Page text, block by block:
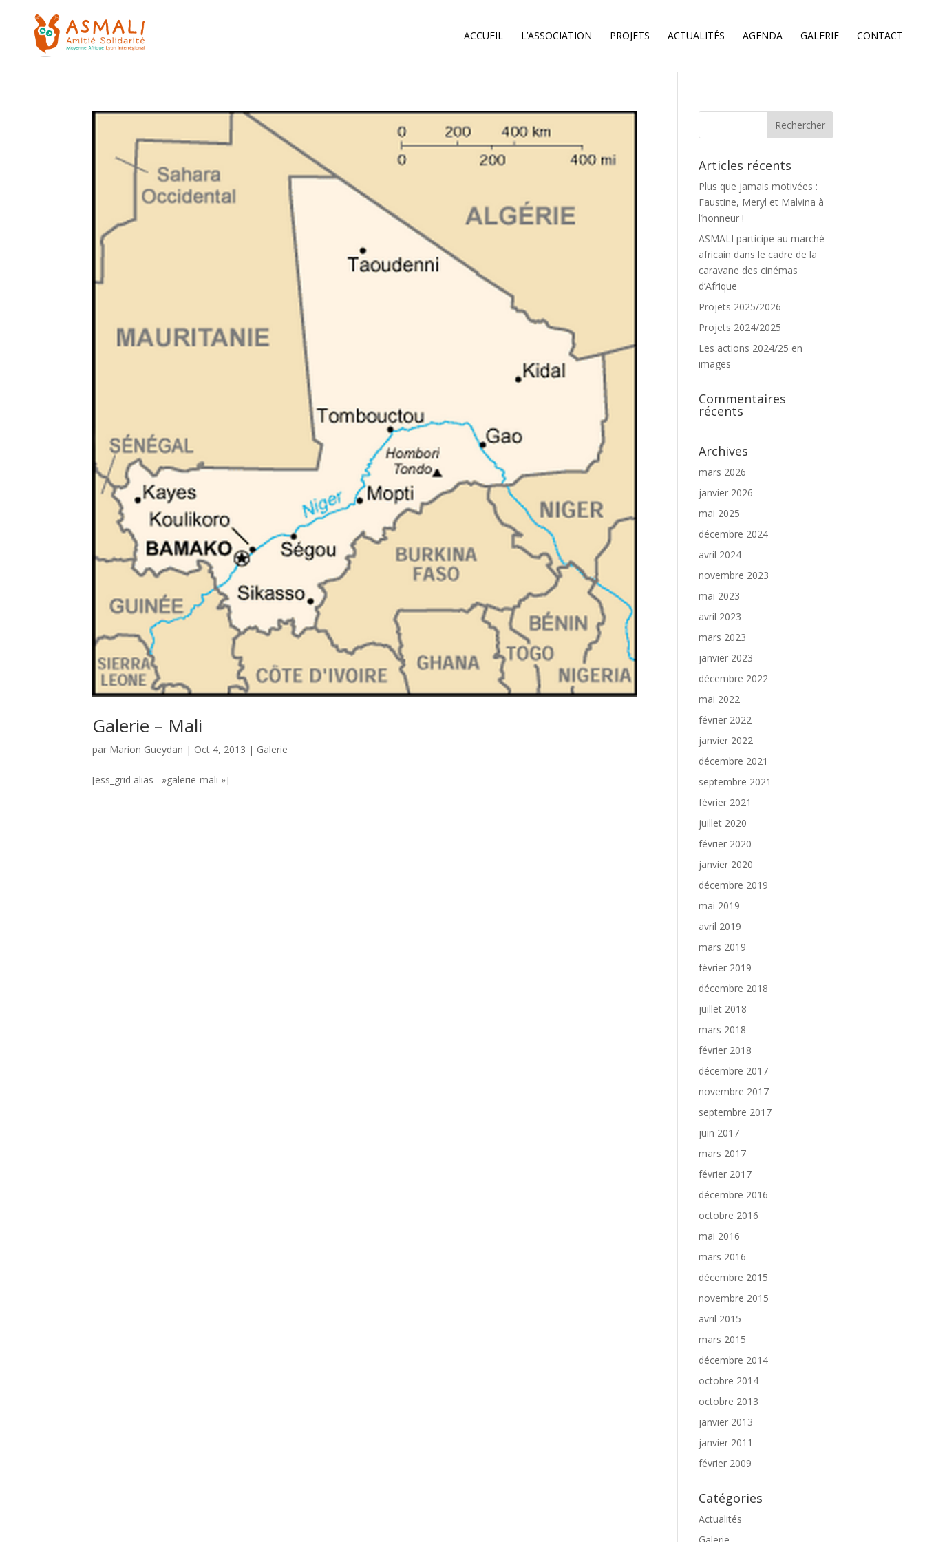
ACCUEIL L’ASSOCIATION PROJETS ACTUALITÉS AGENDA GALERIE CONTACT
Galerie – Mali
par Marion Gueydan | Oct 4, 2013 | Galerie
[ess_grid alias= »galerie-mali »]
Articles récents
Plus que jamais motivées :
Faustine, Meryl et Malvina à
l’honneur !
ASMALI participe au marché
africain dans le cadre de la
caravane des cinémas
d’Afrique
Projets 2025/2026
Projets 2024/2025
Les actions 2024/25 en
images
Commentaires
récents
Archives
mars 2026
janvier 2026
mai 2025
décembre 2024
avril 2024
novembre 2023
mai 2023
avril 2023
mars 2023
janvier 2023
décembre 2022
mai 2022
février 2022
janvier 2022
décembre 2021
septembre 2021
février 2021
juillet 2020
février 2020
janvier 2020
décembre 2019
mai 2019
avril 2019
mars 2019
février 2019
décembre 2018
juillet 2018
mars 2018
février 2018
décembre 2017
novembre 2017
septembre 2017
juin 2017
mars 2017
février 2017
décembre 2016
octobre 2016
mai 2016
mars 2016
décembre 2015
novembre 2015
avril 2015
mars 2015
décembre 2014
octobre 2014
octobre 2013
janvier 2013
janvier 2011
février 2009
Catégories
Actualités